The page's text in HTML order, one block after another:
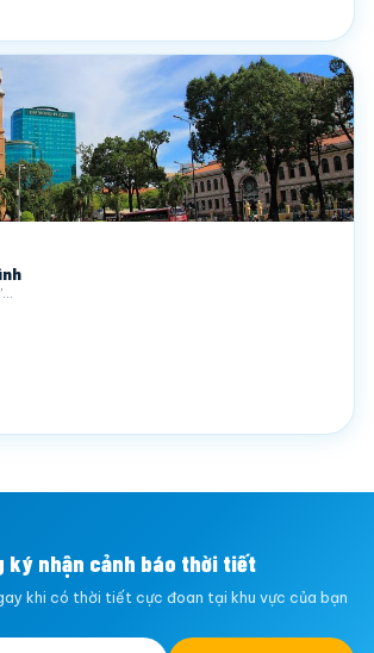
ký nhận cảnh báo thời tiết
khi có thời tiết cực đoan tại khu vực của bạn